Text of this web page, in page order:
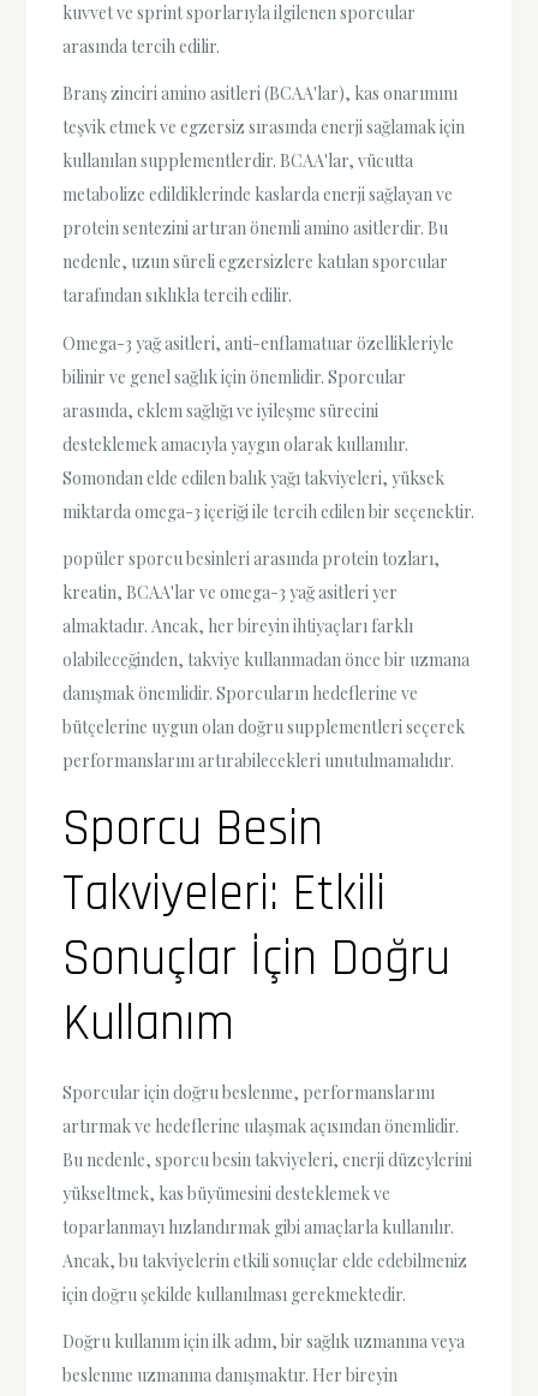
kuvvet ve sprint sporlarıyla ilgilenen sporcular
arasında tercih edilir.
Branş zinciri amino asitleri (BCAA'lar), kas onarımını
teşvik etmek ve egzersiz sırasında enerji sağlamak için
kullanılan supplementlerdir. BCAA'lar, vücutta
metabolize edildiklerinde kaslarda enerji sağlayan ve
protein sentezini artıran önemli amino asitlerdir. Bu
nedenle, uzun süreli egzersizlere katılan sporcular
tarafından sıklıkla tercih edilir.
Omega-3 yağ asitleri, anti-enflamatuar özellikleriyle
bilinir ve genel sağlık için önemlidir. Sporcular
arasında, eklem sağlığı ve iyileşme sürecini
desteklemek amacıyla yaygın olarak kullanılır.
Somondan elde edilen balık yağı takviyeleri, yüksek
miktarda omega-3 içeriği ile tercih edilen bir seçenektir.
popüler sporcu besinleri arasında protein tozları,
kreatin, BCAA'lar ve omega-3 yağ asitleri yer
almaktadır. Ancak, her bireyin ihtiyaçları farklı
olabileceğinden, takviye kullanmadan önce bir uzmana
danışmak önemlidir. Sporcuların hedeflerine ve
bütçelerine uygun olan doğru supplementleri seçerek
performanslarını artırabilecekleri unutulmamalıdır.
Sporcu Besin
Takviyeleri: Etkili
Sonuçlar İçin Doğru
Kullanım
Sporcular için doğru beslenme, performanslarını
artırmak ve hedeflerine ulaşmak açısından önemlidir.
Bu nedenle, sporcu besin takviyeleri, enerji düzeylerini
yükseltmek, kas büyümesini desteklemek ve
toparlanmayı hızlandırmak gibi amaçlarla kullanılır.
Ancak, bu takviyelerin etkili sonuçlar elde edebilmeniz
için doğru şekilde kullanılması gerekmektedir.
Doğru kullanım için ilk adım, bir sağlık uzmanına veya
beslenme uzmanına danışmaktır. Her bireyin